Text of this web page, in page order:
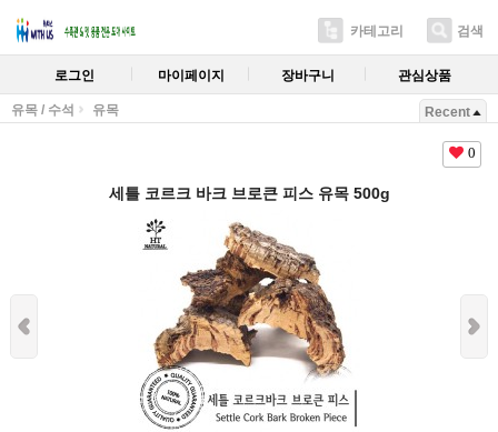
카테고리 검색
로그인 마이페이지 장바구니 관심상품
유목 / 수석 유목 Recent
0
세틀 코르크 바크 브로큰 피스 유목 500g